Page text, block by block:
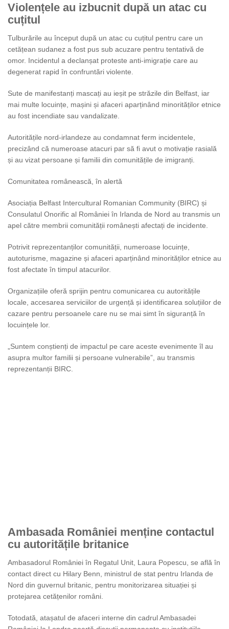
Violențele au izbucnit după un atac cu
cuțitul
Tulburările au început după un atac cu cuțitul pentru care un
cetățean sudanez a fost pus sub acuzare pentru tentativă de
omor. Incidentul a declanșat proteste anti-imigrație care au
degenerat rapid în confruntări violente.
Sute de manifestanți mascați au ieșit pe străzile din Belfast, iar
mai multe locuințe, mașini și afaceri aparținând minorităților etnice
au fost incendiate sau vandalizate.
Autoritățile nord-irlandeze au condamnat ferm incidentele,
precizând că numeroase atacuri par să fi avut o motivație rasială
și au vizat persoane și familii din comunitățile de imigranți.
Comunitatea românească, în alertă
Asociația Belfast Intercultural Romanian Community (BIRC) și
Consulatul Onorific al României în Irlanda de Nord au transmis un
apel către membrii comunității românești afectați de incidente.
Potrivit reprezentanților comunității, numeroase locuințe,
autoturisme, magazine și afaceri aparținând minorităților etnice au
fost afectate în timpul atacurilor.
Organizațiile oferă sprijin pentru comunicarea cu autoritățile
locale, accesarea serviciilor de urgență și identificarea soluțiilor de
cazare pentru persoanele care nu se mai simt în siguranță în
locuințele lor.
„Suntem conștienți de impactul pe care aceste evenimente îl au
asupra multor familii și persoane vulnerabile”, au transmis
reprezentanții BIRC.
Ambasada României menține contactul
cu autoritățile britanice
Ambasadorul României în Regatul Unit, Laura Popescu, se află în
contact direct cu Hilary Benn, ministrul de stat pentru Irlanda de
Nord din guvernul britanic, pentru monitorizarea situației și
protejarea cetățenilor români.
Totodată, atașatul de afaceri interne din cadrul Ambasadei